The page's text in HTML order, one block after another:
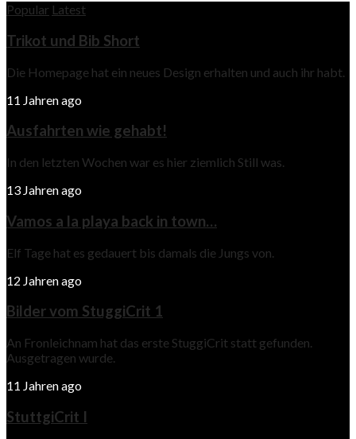
Popular Latest
Trikot und Bib Short
Die Homepage hat ein neues Design erhalten und auch ihr habt.
11 Jahren ago
Ausfahrten wie gehabt!
In den letzten Wochen war es hier ziemlich Still was.
13 Jahren ago
Vamos a la playa back in town…
Elf Tage hat es gedauert bis damals die Jungs von.
12 Jahren ago
Bilder vom StuggiCrit 1
An Fronleichnam hat das erste StuggiCrit statt gefunden.
Ausgetragen wurde.
11 Jahren ago
StuttgiCrit I